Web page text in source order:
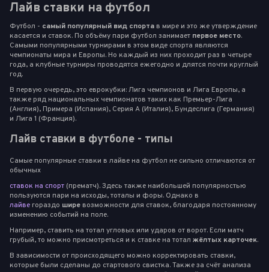
Лайв ставки на футбол
Футбол - самый популярный вид спорта в мире и это же утверждение
касается и ставок. По объёму пари футбол занимает первое место.
Самыми популярными турнирами в этом виде спорта являются
чемпионаты мира и Европы. Но каждый из них проходит раз в четыре
года, а клубные турниры проводятся ежегодно и длятся почти круглый
год.
В первую очередь, это еврокубки: Лига чемпионов и Лига Европы, а
также ряд национальных чемпионатов таких как Премьер-Лига
(Англия), Примера (Испания), Серия А (Италия), Бундеслига (Германия)
и Лига 1 (Франция).
Лайв ставки в футболе - типы
Самые популярные ставки в лайве на футбол не сильно отличаются от
обычных
ставок на спорт (прематч). Здесь также наибольшей популярностью
пользуются пари на исходы, тоталы и форы. Однако в
лайве гораздо шире возможности для ставок, благодаря постоянному
изменению событий на поле.
Например, ставить на тотал угловых или ударов от ворот. Если матч
грубый, то можно присмотреться и к ставке на тотал жёлтых карточек.
В зависимости от происходящего можно корректировать ставки,
которые были сделаны до стартового свистка. Также за счёт анализа